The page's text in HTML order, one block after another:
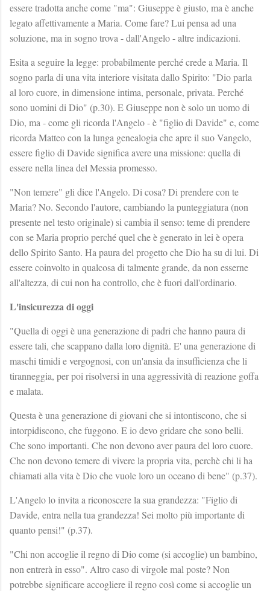
essere tradotta anche come "ma": Giuseppe è giusto, ma è anche
legato affettivamente a Maria. Come fare? Lui pensa ad una
soluzione, ma in sogno trova - dall'Angelo - altre indicazioni.
Esita a seguire la legge: probabilmente perché crede a Maria. Il
sogno parla di una vita interiore visitata dallo Spirito: "Dio parla
al loro cuore, in dimensione intima, personale, privata. Perché
sono uomini di Dio" (p.30). E Giuseppe non è solo un uomo di
Dio, ma - come gli ricorda l'Angelo - è "figlio di Davide" e, come
ricorda Matteo con la lunga genealogia che apre il suo Vangelo,
essere figlio di Davide significa avere una missione: quella di
essere nella linea del Messia promesso.
"Non temere" gli dice l'Angelo. Di cosa? Di prendere con te
Maria? No. Secondo l'autore, cambiando la punteggiatura (non
presente nel testo originale) si cambia il senso: teme di prendere
con se Maria proprio perché quel che è generato in lei è opera
dello Spirito Santo. Ha paura del progetto che Dio ha su di lui. Di
essere coinvolto in qualcosa di talmente grande, da non esserne
all'altezza, di cui non ha controllo, che è fuori dall'ordinario.
L'insicurezza di oggi
"Quella di oggi è una generazione di padri che hanno paura di
essere tali, che scappano dalla loro dignità. E' una generazione di
maschi timidi e vergognosi, con un'ansia da insufficienza che li
tiranneggia, per poi risolversi in una aggressività di reazione goffa
e malata.
Questa è una generazione di giovani che si intontiscono, che si
intorpidiscono, che fuggono. E io devo gridare che sono belli.
Che sono importanti. Che non devono aver paura del loro cuore.
Che non devono temere di vivere la propria vita, perchè chi li ha
chiamati alla vita è Dio che vuole loro un oceano di bene" (p.37).
L'Angelo lo invita a riconoscere la sua grandezza: "Figlio di
Davide, entra nella tua grandezza! Sei molto più importante di
quanto pensi!" (p.37).
"Chi non accoglie il regno di Dio come (si accoglie) un bambino,
non entrerà in esso". Altro caso di virgole mal poste? Non
potrebbe significare accogliere il regno così come si accoglie un